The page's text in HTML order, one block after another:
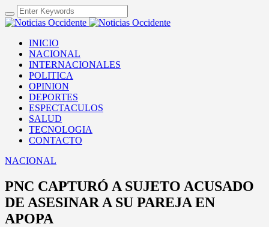
INICIO
NACIONAL
INTERNACIONALES
POLITICA
OPINION
DEPORTES
ESPECTACULOS
SALUD
TECNOLOGIA
CONTACTO
NACIONAL
PNC CAPTURÓ A SUJETO ACUSADO
DE ASESINAR A SU PAREJA EN
APOPA